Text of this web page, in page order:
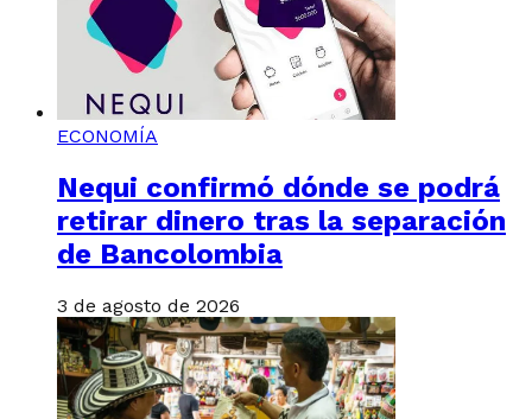
ECONOMÍA
Nequi confirmó dónde se podrá
retirar dinero tras la separación
de Bancolombia
3 de agosto de 2026